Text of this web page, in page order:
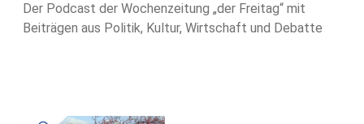
Der Podcast der Wochenzeitung „der Freitag“ mit
Beiträgen aus Politik, Kultur, Wirtschaft und Debatte